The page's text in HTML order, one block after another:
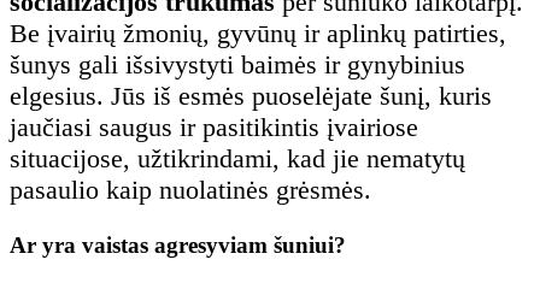
Be įvairių žmonių, gyvūnų ir aplinkų patirties,
šunys gali išsivystyti baimės ir gynybinius
elgesius. Jūs iš esmės puoselėjate šunį, kuris
jaučiasi saugus ir pasitikintis įvairiose
situacijose, užtikrindami, kad jie nematytų
pasaulio kaip nuolatinės grėsmės.
Ar yra vaistas agresyviam šuniui?